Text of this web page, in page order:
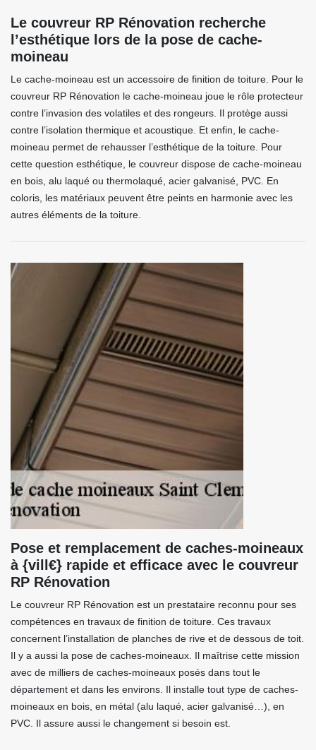
Le couvreur RP Rénovation recherche
l’esthétique lors de la pose de cache-
moineau
Le cache-moineau est un accessoire de finition de toiture. Pour le
couvreur RP Rénovation le cache-moineau joue le rôle protecteur
contre l’invasion des volatiles et des rongeurs. Il protège aussi
contre l’isolation thermique et acoustique. Et enfin, le cache-
moineau permet de rehausser l’esthétique de la toiture. Pour
cette question esthétique, le couvreur dispose de cache-moineau
en bois, alu laqué ou thermolaqué, acier galvanisé, PVC. En
coloris, les matériaux peuvent être peints en harmonie avec les
autres éléments de la toiture.
Pose et remplacement de caches-moineaux
à {vill€} rapide et efficace avec le couvreur
RP Rénovation
Le couvreur RP Rénovation est un prestataire reconnu pour ses
compétences en travaux de finition de toiture. Ces travaux
concernent l’installation de planches de rive et de dessous de toit.
Il y a aussi la pose de caches-moineaux. Il maîtrise cette mission
avec de milliers de caches-moineaux posés dans tout le
département et dans les environs. Il installe tout type de caches-
moineaux en bois, en métal (alu laqué, acier galvanisé…), en
PVC. Il assure aussi le changement si besoin est.